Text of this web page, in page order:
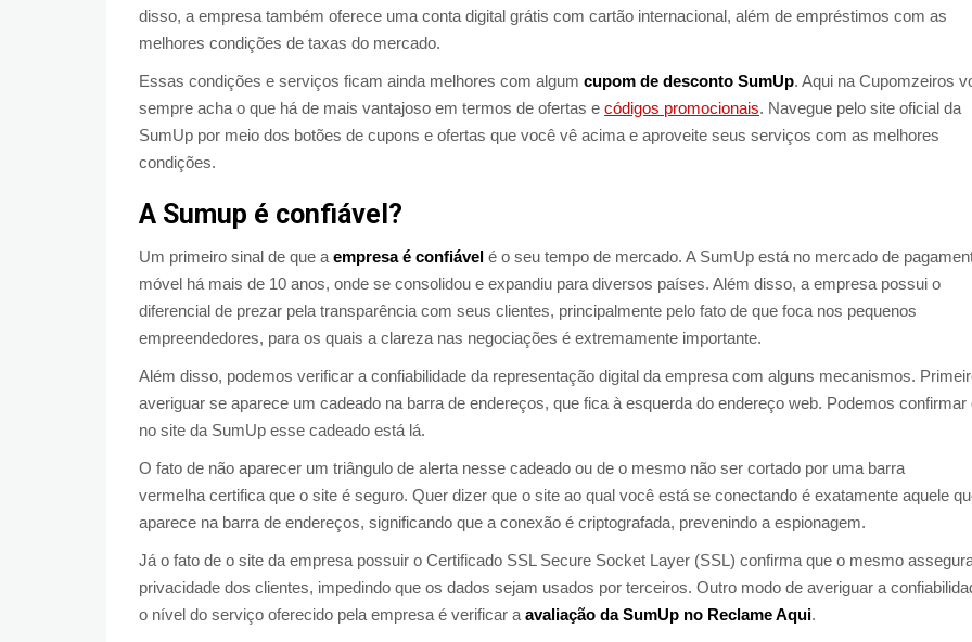
disso, a empresa também oferece uma conta digital grátis com cartão internacional, além de empréstimos com as
melhores condições de taxas do mercado.
Essas condições e serviços ficam ainda melhores com algum cupom de desconto SumUp. Aqui na Cupomzeiros
sempre acha o que há de mais vantajoso em termos de ofertas e códigos promocionais. Navegue pelo site oficial da
SumUp por meio dos botões de cupons e ofertas que você vê acima e aproveite seus serviços com as melhores
condições.
A Sumup é confiável?
Um primeiro sinal de que a empresa é confiável é o seu tempo de mercado. A SumUp está no mercado de
móvel há mais de 10 anos, onde se consolidou e expandiu para diversos países. Além disso, a empresa possui o
diferencial de prezar pela transparência com seus clientes, principalmente pelo fato de que foca nos pequenos
empreendedores, para os quais a clareza nas negociações é extremamente importante.
Além disso, podemos verificar a confiabilidade da representação digital da empresa com alguns mecanismos.
averiguar se aparece um cadeado na barra de endereços, que fica à esquerda do endereço web. Podemos confirmar
no site da SumUp esse cadeado está lá.
O fato de não aparecer um triângulo de alerta nesse cadeado ou de o mesmo não ser cortado por uma barra
vermelha certifica que o site é seguro. Quer dizer que o site ao qual você está se conectando é exatamente aquele
aparece na barra de endereços, significando que a conexão é criptografada, prevenindo a espionagem.
Já o fato de o site da empresa possuir o Certificado SSL Secure Socket Layer (SSL) confirma que o mesmo
privacidade dos clientes, impedindo que os dados sejam usados por terceiros. Outro modo de averiguar a
o nível do serviço oferecido pela empresa é verificar a avaliação da SumUp no Reclame Aqui.